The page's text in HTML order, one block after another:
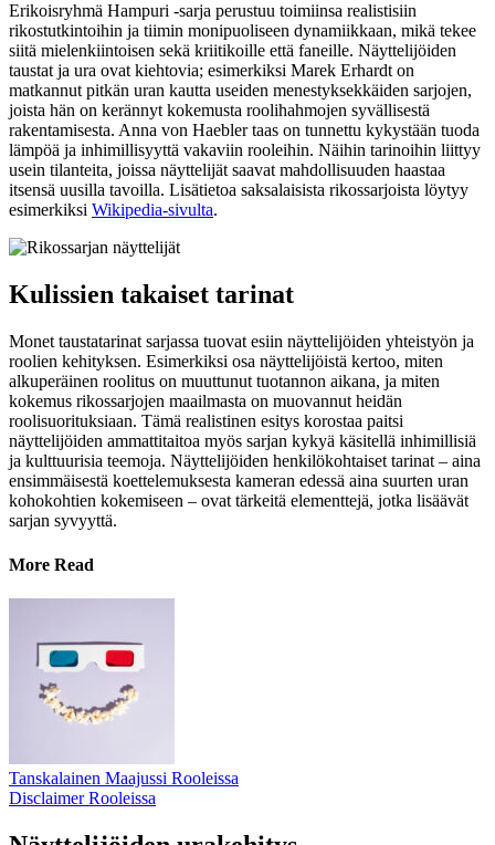
Erikoisryhmä Hampuri -sarja perustuu toimiinsa realistisiin
rikostutkintoihin ja tiimin monipuoliseen dynamiikkaan, mikä tekee
siitä mielenkiintoisen sekä kriitikoille että faneille. Näyttelijöiden
taustat ja ura ovat kiehtovia; esimerkiksi Marek Erhardt on
matkannut pitkän uran kautta useiden menestyksekkäiden sarjojen,
joista hän on kerännyt kokemusta roolihahmojen syvällisestä
rakentamisesta. Anna von Haebler taas on tunnettu kykystään tuoda
lämpöä ja inhimillisyyttä vakaviin rooleihin. Näihin tarinoihin liittyy
usein tilanteita, joissa näyttelijät saavat mahdollisuuden haastaa
itsensä uusilla tavoilla. Lisätietoa saksalaisista rikossarjoista löytyy
esimerkiksi Wikipedia-sivulta.
Kulissien takaiset tarinat
Monet taustatarinat sarjassa tuovat esiin näyttelijöiden yhteistyön ja
roolien kehityksen. Esimerkiksi osa näyttelijöistä kertoo, miten
alkuperäinen roolitus on muuttunut tuotannon aikana, ja miten
kokemus rikossarjojen maailmasta on muovannut heidän
roolisuorituksiaan. Tämä realistinen esitys korostaa paitsi
näyttelijöiden ammattitaitoa myös sarjan kykyä käsitellä inhimillisiä
ja kulttuurisia teemoja. Näyttelijöiden henkilökohtaiset tarinat – aina
ensimmäisestä koettelemuksesta kameran edessä aina suurten uran
kohokohtien kokemiseen – ovat tärkeitä elementtejä, jotka lisäävät
sarjan syvyyttä.
More Read
Tanskalainen Maajussi Rooleissa
Disclaimer Rooleissa